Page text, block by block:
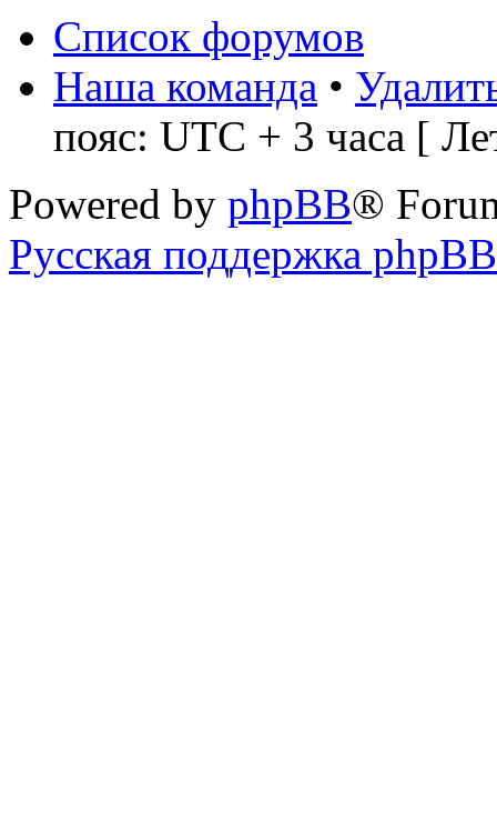
Список форумов
Наша команда •
пояс: UTC + 3 часа [
Powered by phpBB®
Русская поддержка phpBB